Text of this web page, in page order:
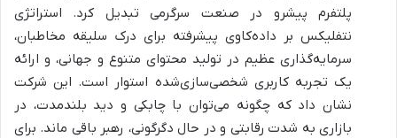
پلتفرم پیشرو در صنعت سرگرمی تبدیل کرد. استراتژی
نتفلیکس بر داده‌کاوی پیشرفته برای درک سلیقه مخاطبان،
سرمایه‌گذاری عظیم در تولید محتوای متنوع و جهانی، و ارائه
یک تجربه کاربری شخصی‌سازی‌شده استوار است. این شرکت
نشان داد که چگونه می‌توان با چابکی و دید بلندمدت، در
بازاری به شدت رقابتی و در حال دگرگونی، رهبر باقی ماند. برای